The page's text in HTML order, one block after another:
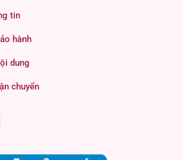
tin
hành
dung
chuyển